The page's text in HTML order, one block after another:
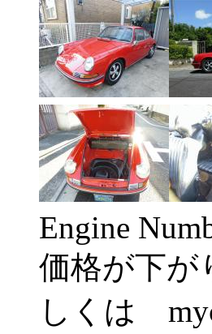
Engine
価格が下
しくは